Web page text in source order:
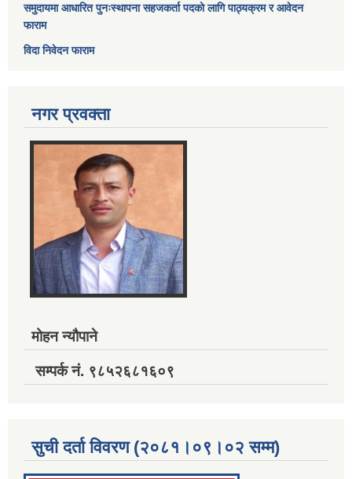
समुदायमा आधारित पुनःस्थापना सहजकर्ता पदको लागि पाठ्यक्रम र आवेदन
फाराम
विदा निवेदन फाराम
नगर प्रवक्ता
मोहन न्यौपाने
सम्पर्क नं. ९८५२६८१६०९
सुची दर्ता विवरण (२०८१।०९।०२ सम्म)